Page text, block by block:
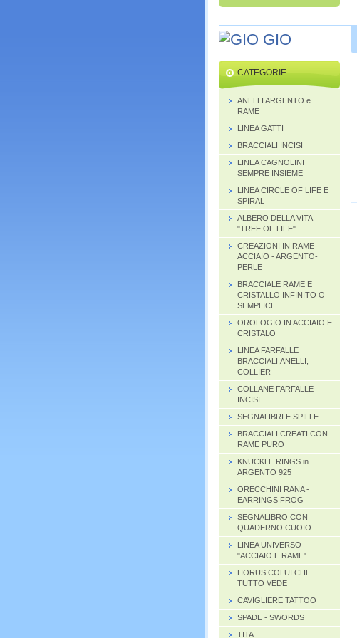
CATEGORIE
ANELLI ARGENTO e
RAME
LINEA GATTI
BRACCIALI INCISI
LINEA CAGNOLINI
SEMPRE INSIEME
LINEA CIRCLE OF LIFE E
SPIRAL
ALBERO DELLA VITA
"TREE OF LIFE"
CREAZIONI IN RAME -
ACCIAIO - ARGENTO-
PERLE
BRACCIALE RAME E
CRISTALLO INFINITO O
SEMPLICE
OROLOGIO IN ACCIAIO E
CRISTALO
LINEA FARFALLE
BRACCIALI,ANELLI,
COLLIER
COLLANE FARFALLE
INCISI
SEGNALIBRI E SPILLE
BRACCIALI CREATI CON
RAME PURO
KNUCKLE RINGS in
ARGENTO 925
ORECCHINI RANA -
EARRINGS FROG
SEGNALIBRO CON
QUADERNO CUOIO
LINEA UNIVERSO
"ACCIAIO E RAME"
HORUS COLUI CHE
TUTTO VEDE
CAVIGLIERE TATTOO
SPADE - SWORDS
TITA